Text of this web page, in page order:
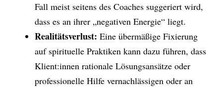
Fall meist seitens des Coaches suggeriert wird,
dass es an ihrer „negativen Energie“ liegt.
Realitätsverlust: Eine übermäßige Fixierung
auf spirituelle Praktiken kann dazu führen, dass
Klient:innen rationale Lösungsansätze oder
professionelle Hilfe vernachlässigen oder an